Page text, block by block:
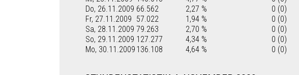
Do, 26.11.2009 66.562 2,27 % 0 (0)
Fr, 27.11.2009 57.022 1,94 % 0 (0)
Sa, 28.11.2009 79.263 2,70 % 0 (0)
So, 29.11.2009 127.277 4,34 % 0 (0)
Mo, 30.11.2009 136.108 4,64 % 0 (0)